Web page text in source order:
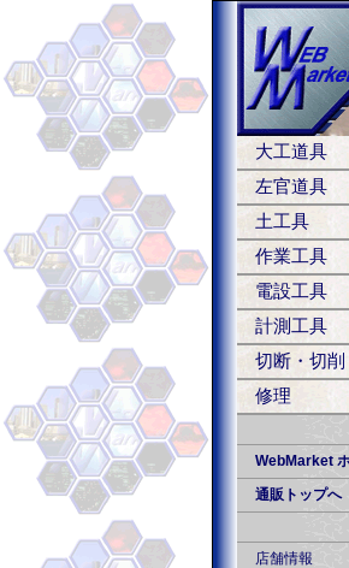
大工道具
左官道具
土工具
作業工具
電設工具
計測工具
切断・切
修理
WebMarket
通販トップへ
店舗情報